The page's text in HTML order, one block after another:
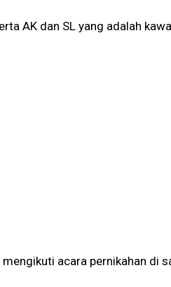
AK dan SL yang adalah
acara pernikahan di